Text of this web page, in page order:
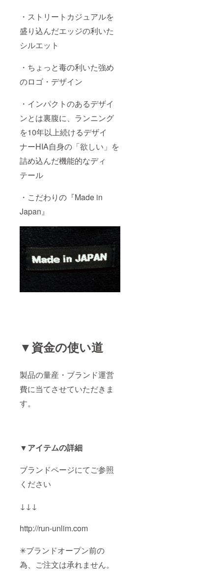
・ストリートカジュアルを
盛り込んだエッジの利いた
シルエット
・ちょっと毒の利いた強め
のロゴ・デザイン
・インパクトのあるデザイ
ンとは裏腹に、ランニング
を10年以上続けるデザイ
ナーHIA自身の「欲しい」を
詰め込んだ機能的なディ
テール
・こだわりの『Made in
Japan』
▼資金の使い道
製品の量産・ブランド運営
費に当てさせていただきま
す。
▼アイテムの詳細
ブランドページにてご参照
ください
↓↓↓
http://run-unlim.com
✳︎ブランドオープン前の
為、ご注文は承れません。